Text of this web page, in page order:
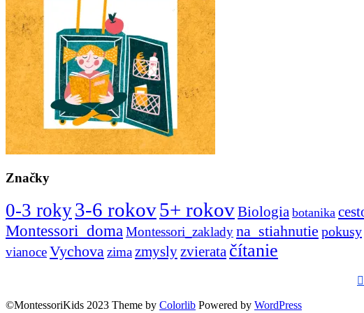
Značky
0-3 roky3-6 rokov5+ rokovBiologia botanika
Montessori_domaMontessori_zakladyna_stiahnutie pokusy
vianoceVychovazimazmysly zvierata čítanie
©MontessoriKids 2023 Theme by Colorlib Powered by WordPress